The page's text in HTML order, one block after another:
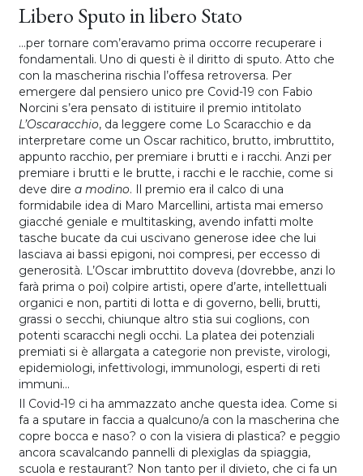
Libero Sputo in libero Stato
...per tornare com’eravamo prima occorre recuperare i
fondamentali. Uno di questi è il diritto di sputo. Atto che
con la mascherina rischia l’offesa retroversa. Per
emergere dal pensiero unico pre Covid-19 con Fabio
Norcini s’era pensato di istituire il premio intitolato
L’Oscaracchio, da leggere come Lo Scaracchio e da
interpretare come un Oscar rachitico, brutto, imbruttito,
appunto racchio, per premiare i brutti e i racchi. Anzi per
premiare i brutti e le brutte, i racchi e le racchie, come si
deve dire a modino. Il premio era il calco di una
formidabile idea di Maro Marcellini, artista mai emerso
giacché geniale e multitasking, avendo infatti molte
tasche bucate da cui uscivano generose idee che lui
lasciava ai bassi epigoni, noi compresi, per eccesso di
generosità. L’Oscar imbruttito doveva (dovrebbe, anzi lo
farà prima o poi) colpire artisti, opere d’arte, intellettuali
organici e non, partiti di lotta e di governo, belli, brutti,
grassi o secchi, chiunque altro stia sui coglions, con
potenti scaracchi negli occhi. La platea dei potenziali
premiati si è allargata a categorie non previste, virologi,
epidemiologi, infettivologi, immunologi, esperti di reti
immuni...
Il Covid-19 ci ha ammazzato anche questa idea. Come si
fa a sputare in faccia a qualcuno/a con la mascherina che
copre bocca e naso? o con la visiera di plastica? e peggio
ancora scavalcando pannelli di plexiglas da spiaggia,
scuola e restaurant? Non tanto per il divieto, che ci fa un